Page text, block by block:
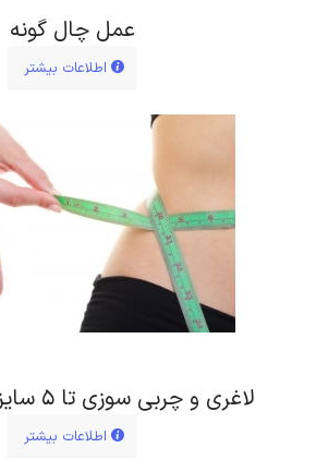
عمل چال گونه
اطلاعات بیشتر
لاغری و چربی سوزی تا ۵ سایز با کویتیشن
اطلاعات بیشتر